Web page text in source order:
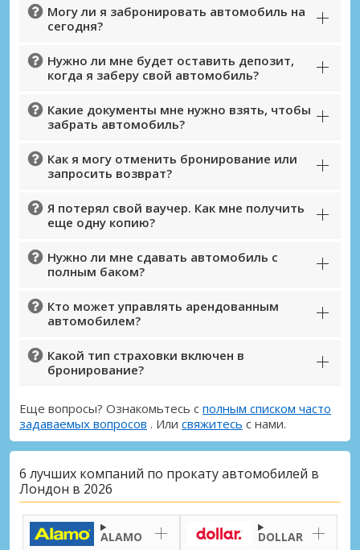
Лондон, Фулхэм
Лондон, Фулхэм, Великобритания
Лондон, Хаммерсмит
Лондон, Хаммерсмит, Великобритания
Лондон, Харроу
Лондон, Харроу, Великобритания
Лондон, Хаттон
Лондон, Хаттон, Великобритания
Лондон, Хаунслоу
Лондон, Хаунслоу, Великобритания
Лондон, Шепердс Буш
Лондон, Эджвар
Лондон, Эджвар Road
Лондон, ЭксСел
Лондон, ЭксСел, Великобритания
Лондон, Энфилд
Лондон, Энфилд, Великобритания
Лондон, Эрлсфилд
Лондон, Эрлсфилд, Великобритания
Могу ли я забронировать автомобиль на
сегодня?
Нужно ли мне будет оставить депозит,
когда я заберу свой автомобиль?
Какие документы мне нужно взять, чтобы
забрать автомобиль?
Как я могу отменить бронирование или
запросить возврат?
Я потерял свой ваучер. Как мне получить
еще одну копию?
Нужно ли мне сдавать автомобиль с
полным баком?
Кто может управлять арендованным
автомобилем?
Какой тип страховки включен в
бронирование?
Еще вопросы? Ознакомьтесь с полным списком часто
задаваемых вопросов . Или свяжитесь с нами.
6 лучших компаний по прокату автомобилей в
Лондон в 2026
ALAMO DOLLAR
Лучшие сбережения
Получите доступ к эксклюзивным
предложениям партнёров